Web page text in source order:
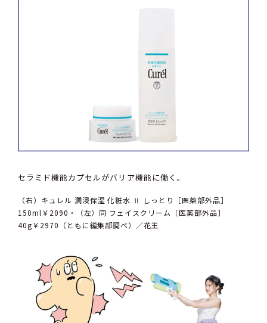
セラミド機能カプセルがバリア機能に働く。
（右）キュレル 潤浸保湿 化粧水 Ⅱ しっとり［医薬部外品］
150ml￥2090・（左）同 フェイスクリーム［医薬部外品］
40g￥2970（ともに編集部調べ）／花王